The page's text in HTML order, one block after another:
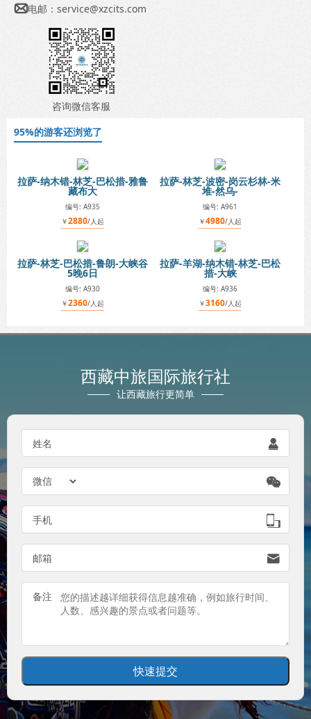
电邮： service@xzcits.com
咨询微信客服
95%的游客还浏览了
拉萨-纳木错-林芝-巴松措-雅鲁
藏布大
编号: A935
￥2880/人起
拉萨-林芝-波密-岗云杉林-米
堆-然乌-
编号: A961
￥4980/人起
拉萨-林芝-巴松措-鲁朗-大峡谷
5晚6日
编号: A930
￥2360/人起
拉萨-羊湖-纳木错-林芝-巴松
措-大峡
编号: A936
￥3160/人起
西藏中旅国际旅行社
让西藏旅行更简单
姓名 

手机 
邮箱 
备注